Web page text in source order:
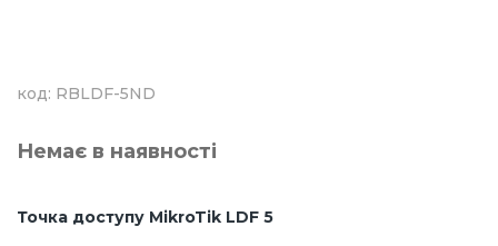
код: RBLDF-5ND
Немає в наявності
Точка доступу MikroTik LDF 5